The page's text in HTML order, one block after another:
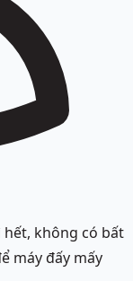
hết, không có bất
máy đấy mấy